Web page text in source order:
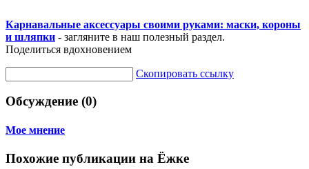
Карнавальные аксессуары своими руками: маски, короны
и шляпки - загляните в наш полезный раздел.
Поделиться вдохновением
Скопировать ссылку
Обсуждение (0)
Мое мнение
Похожие публикации на Ёжке